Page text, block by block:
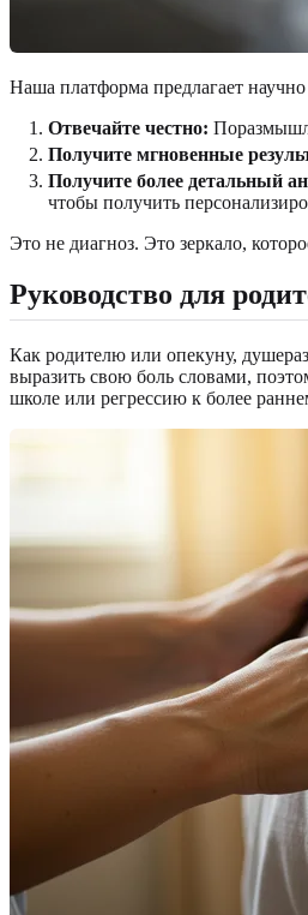
Наша платформа предлагает
Отвечайте честно:
Получите мгновенные
Получите более детальный
чтобы получить
Это не диагноз. Это зеркало,
Руководство для
Как родителю или опекуну,
выразить свою боль словами,
школе или регрессию к более